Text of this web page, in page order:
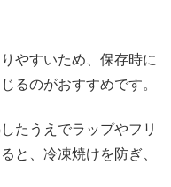
やすいため、保存時に
るのがおすすめです。
たうえでラップやフリ
と、冷凍焼けを防ぎ、